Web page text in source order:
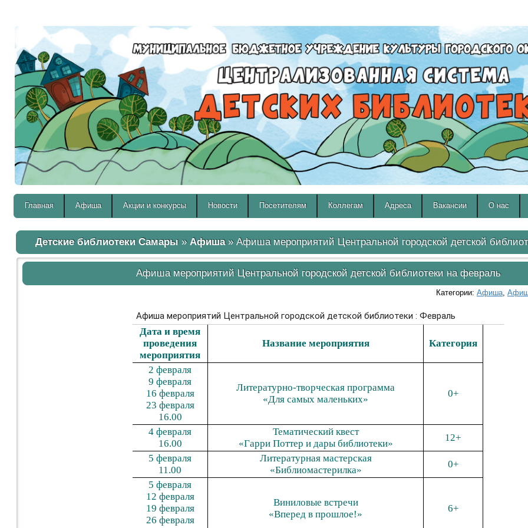
Главная Афиша Акции и конкурсы Новости Посетителям Коллегам Адреса Вакансии О нас
Детские библиотеки Самары »Афиша» Афиша мероприятий Центральной городской детской
Афиша мероприятий Центральной городской детской библиотеки на февраль
Категории: Афиша,